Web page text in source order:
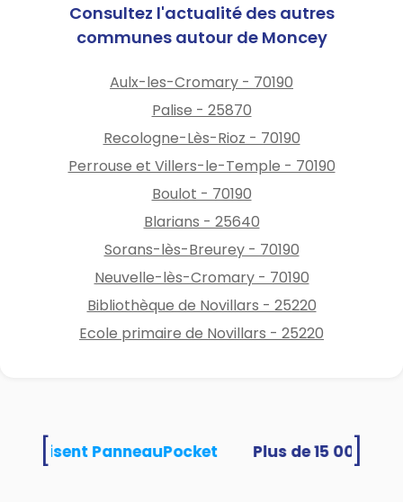
Consultez l'actualité des autres
communes autour de Moncey
Aulx-les-Cromary - 70190
Palise - 25870
Recologne-Lès-Rioz - 70190
Perrouse et Villers-le-Temple - 70190
Boulot - 70190
Blarians - 25640
Sorans-lès-Breurey - 70190
Neuvelle-lès-Cromary - 70190
Bibliothèque de Novillars - 25220
Ecole primaire de Novillars - 25220
utilisent PanneauPocket